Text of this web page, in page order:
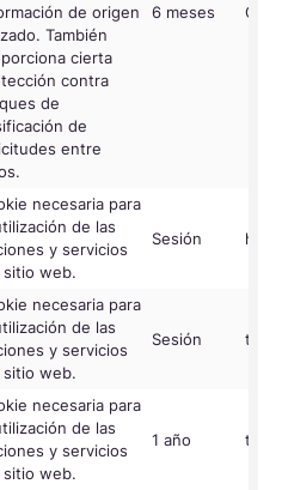
de origen
También
cierta
contra
de
de
entre
6 meses
necesaria para
de las
y servicios
sitio web.
Sesión
necesaria para
de las
y servicios
sitio web.
Sesión
necesaria para
de las
y servicios
sitio web.
1 año